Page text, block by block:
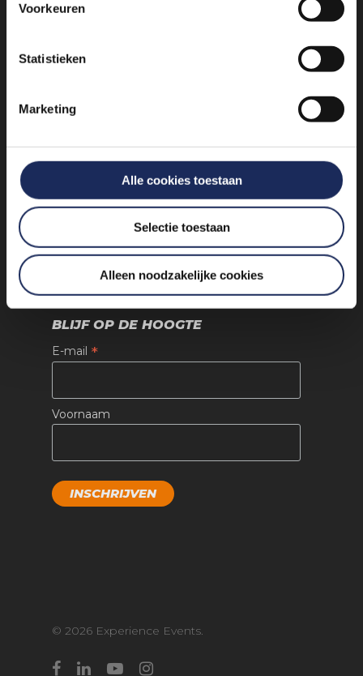
Voorkeuren
Statistieken
Marketing
Alle cookies toestaan
Selectie toestaan
Alleen noodzakelijke cookies
BLIJF OP DE HOOGTE
E-mail *
Voornaam
© 2026 Experience Events.
facebooklinkedinyoutubeinstagram